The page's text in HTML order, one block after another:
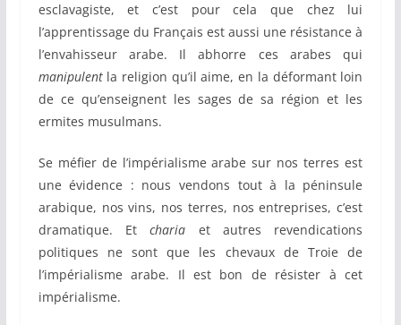
esclavagiste, et c’est pour cela que chez lui
l’apprentissage du Français est aussi une résistance à
l’envahisseur arabe. Il abhorre ces arabes qui
manipulentla religion qu’il aime, en la déformant loin
de ce qu’enseignent les sages de sa région et les
ermites musulmans.
Se méfier de l’impérialisme arabe sur nos terres est
une évidence : nous vendons tout à la péninsule
arabique, nos vins, nos terres, nos entreprises, c’est
dramatique. Etcharia et autres revendications
politiques ne sont que les chevaux de Troie de
l’impérialisme arabe. Il est bon de résister à cet
impérialisme.